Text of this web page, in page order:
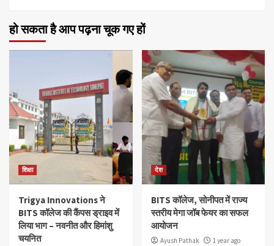
हो सकता है आप पढ़ना चूक गए हों
शिक्षा
Trigya Innovations ने
BITS कॉलेज की कैंपस ड्राइव में
लिया भाग – नवनीत और हिमांशु
चयनित
देश
BITS कॉलेज, सोनीपत में राज्य
स्तरीय मेगा जॉब फेयर का सफल
आयोजन
Ayush Pathak 1 year ago